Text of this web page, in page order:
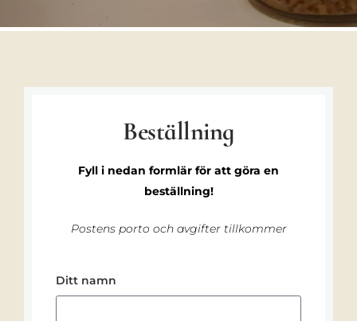
Beställning
Fyll i nedan formlär för att göra en
beställning!
Postens porto och avgifter tillkommer
Ditt namn